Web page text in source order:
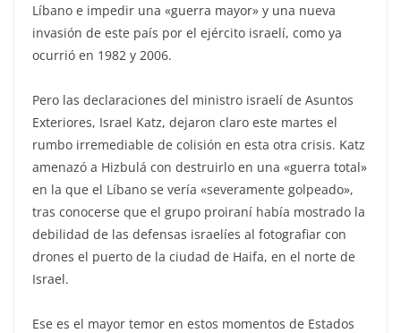
Líbano e impedir una «guerra mayor» y una nueva
invasión de este país por el ejército israelí, como ya
ocurrió en 1982 y 2006.
Pero las declaraciones del ministro israelí de Asuntos
Exteriores, Israel Katz, dejaron claro este martes el
rumbo irremediable de colisión en esta otra crisis. Katz
amenazó a Hizbulá con destruirlo en una «guerra total»
en la que el Líbano se vería «severamente golpeado»,
tras conocerse que el grupo proiraní había mostrado la
debilidad de las defensas israelíes al fotografiar con
drones el puerto de la ciudad de Haifa, en el norte de
Israel.
Ese es el mayor temor en estos momentos de Estados